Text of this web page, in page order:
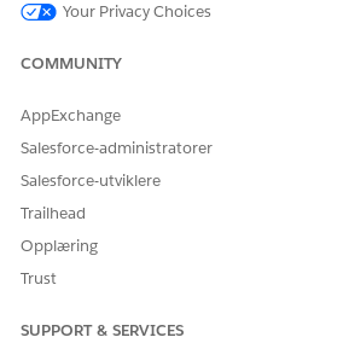
Your Privacy Choices
COMMUNITY
AppExchange
Salesforce-administratorer
Salesforce-utviklere
Trailhead
Opplæring
Trust
SUPPORT & SERVICES